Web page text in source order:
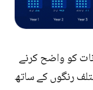
کو واضح کرنے
رنگوں کے ساتھ